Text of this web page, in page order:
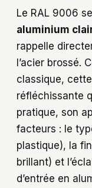
Le RAL 9006
aluminium
rappelle
l’acier brossé.
classique,
réfléchissante
pratique, son
facteurs : le
plastique), la
brillant) et
d’entrée en